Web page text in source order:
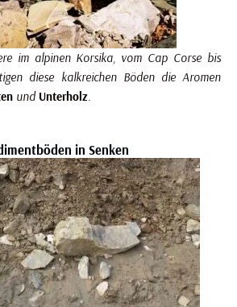
im alpinen Korsika, vom Cap Corse bis
diese kalkreichen Böden die Aromen
und Unterholz.
in Senken